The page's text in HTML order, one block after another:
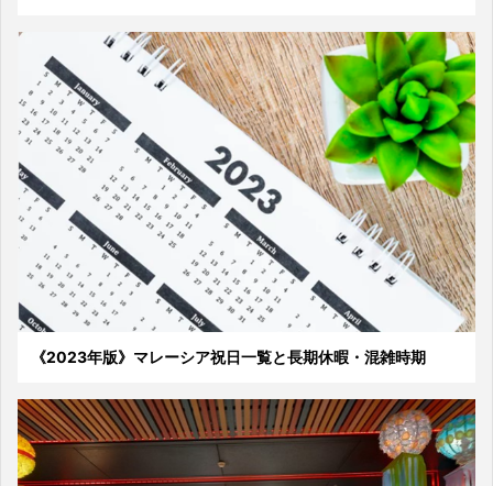
《2023年版》マレーシア祝日一覧と長期休暇・混雑時期